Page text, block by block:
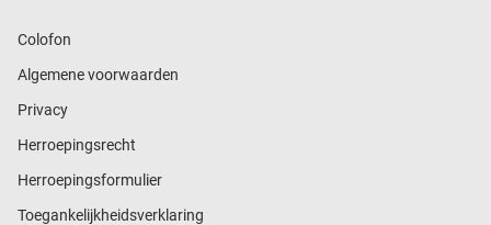
Colofon
Algemene voorwaarden
Privacy
Herroepingsrecht
Herroepingsformulier
Toegankelijkheidsverklaring